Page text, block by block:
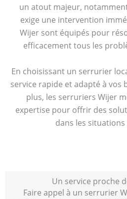
un atout majeur,
exige une intervention
Wijer sont équipés pour
efficacement tous les
En choisissant un serrurier
service rapide et adapté à vos
plus, les serruriers Wijer
expertise pour offrir des
dans les situations
Un service proche
Faire appel à un serrurier